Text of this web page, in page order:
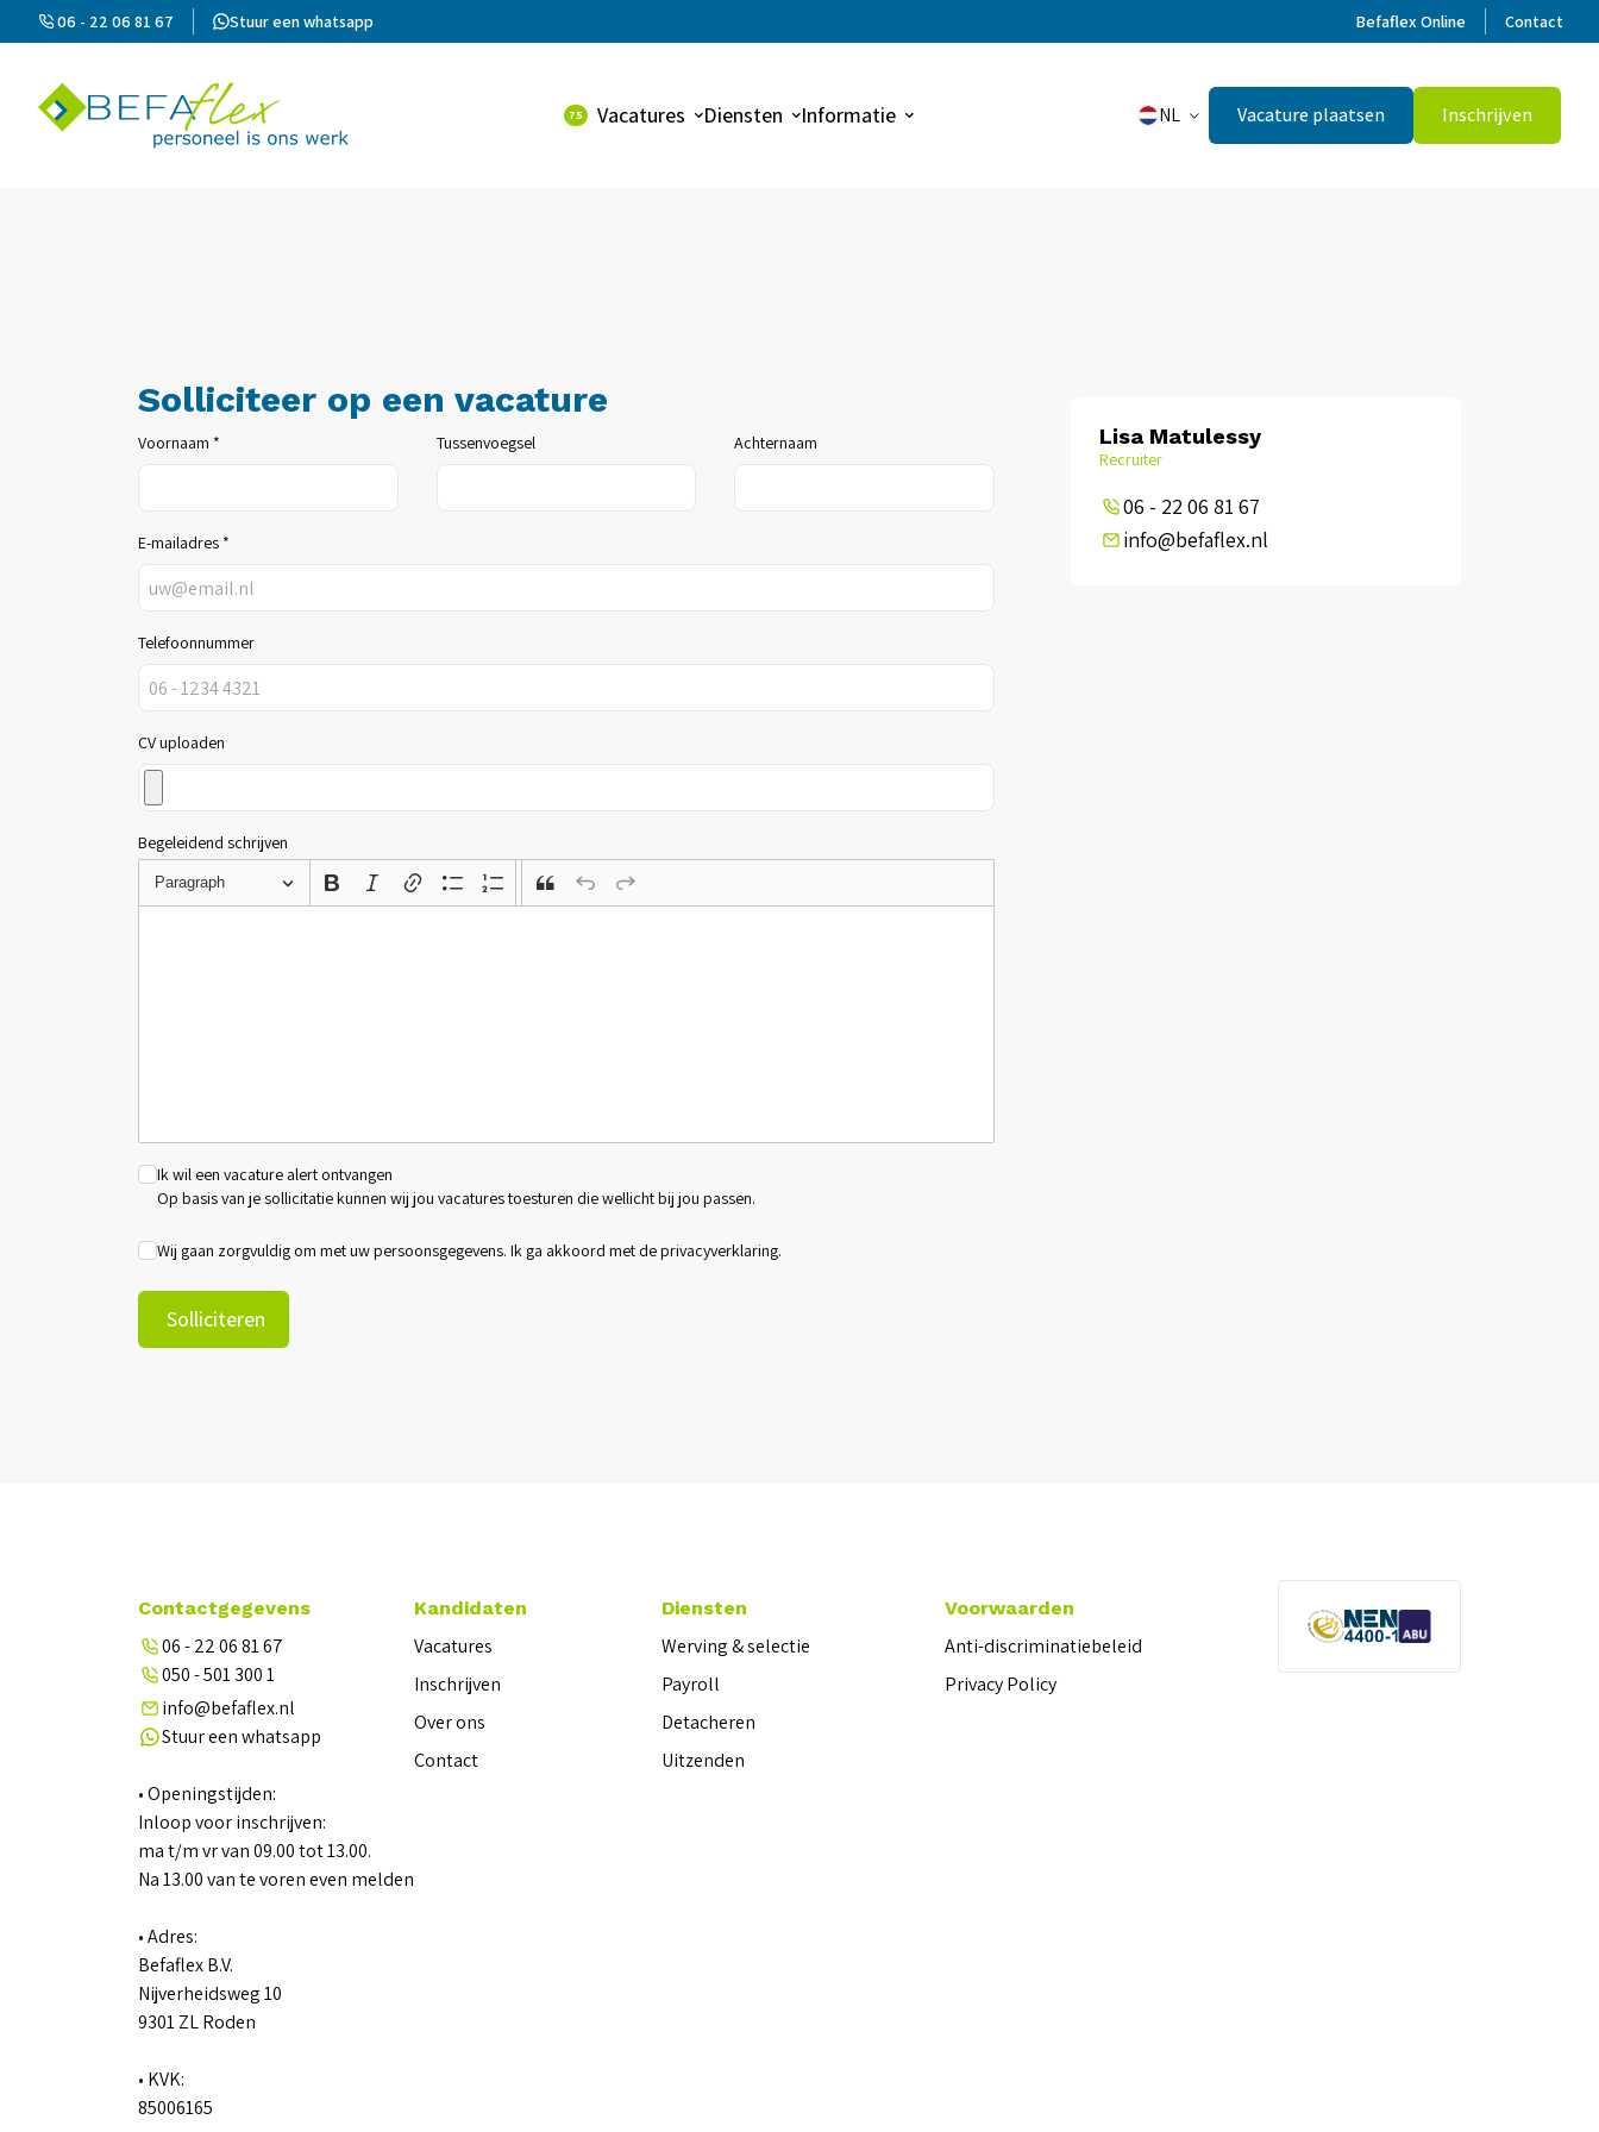
06 - 22 06 81 67 Stuur een whatsapp Befaflex Online Contact
75 Vacatures Diensten Informatie NL Vacature plaatsen Inschrijven
Solliciteer op een vacature
Voornaam * Tussenvoegsel Achternaam
E-mailadres *
Telefoonnummer
CV uploaden
Begeleidend schrijven
Paragraph
Ik wil een vacature alert ontvangen
Op basis van je sollicitatie kunnen wij jou vacatures toesturen die wellicht bij jou passen.
Wij gaan zorgvuldig om met uw persoonsgegevens. Ik ga akkoord met deprivacyverklaring.
Solliciteren
Lisa Matulessy
Recruiter
06 - 22 06 81 67
info@befaflex.nl
Contactgegevens
06 - 22 06 81 67
050 - 501 300 1
info@befaflex.nl
Stuur een whatsapp
• Openingstijden:
Inloop voor inschrijven:
ma t/m vr van 09.00 tot 13.00.
Na 13.00 van te voren even melden
• Adres:
Befaflex B.V.
Nijverheidsweg 10
9301 ZL Roden
• KVK:
85006165
Kandidaten
Vacatures
Inschrijven
Over ons
Contact
Diensten
Werving & selectie
Payroll
Detacheren
Uitzenden
Voorwaarden
Anti-discriminatiebeleid
Privacy Policy